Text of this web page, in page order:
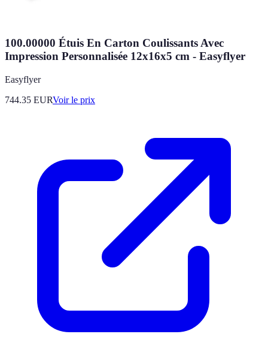
100.00000 Étuis En Carton Coulissants Avec
Impression Personnalisée 12x16x5 cm - Easyflyer
Easyflyer
744.35 EURVoir le prix